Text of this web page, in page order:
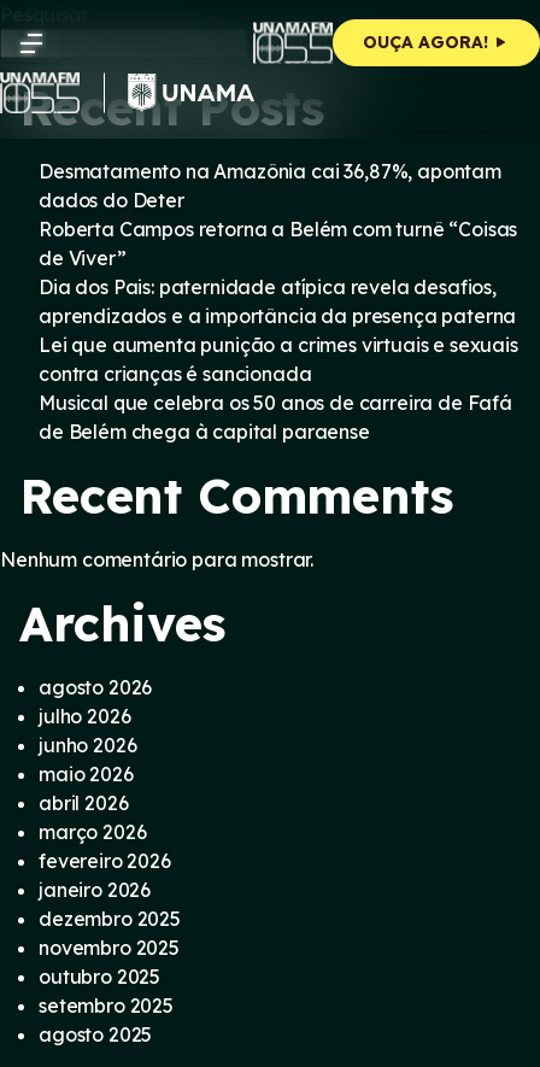
content
OUÇA AGORA!
Pesquisar
Pesquisar
Recent Posts
Desmatamento na Amazônia cai 36,87%, apontam
dados do Deter
Roberta Campos retorna a Belém com turnê “Coisas
de Viver”
Dia dos Pais: paternidade atípica revela desafios,
aprendizados e a importância da presença paterna
Lei que aumenta punição a crimes virtuais e sexuais
contra crianças é sancionada
Musical que celebra os 50 anos de carreira de Fafá
de Belém chega à capital paraense
Recent Comments
Nenhum comentário para mostrar.
Archives
agosto 2026
julho 2026
junho 2026
maio 2026
abril 2026
março 2026
fevereiro 2026
janeiro 2026
dezembro 2025
novembro 2025
outubro 2025
setembro 2025
agosto 2025